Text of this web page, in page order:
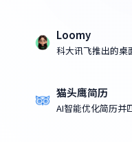
Loomy
科大讯飞推出的桌
猫头鹰简历
AI智能优化简历并